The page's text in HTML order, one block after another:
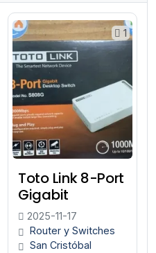
1
Toto Link 8-Port
Gigabit
2025-11-17
Router y Switches
San Cristóbal